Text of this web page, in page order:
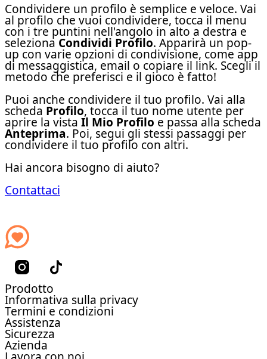
Condividere un profilo è semplice e veloce. Vai
al profilo che vuoi condividere, tocca il menu
con i tre puntini nell'angolo in alto a destra e
seleziona Condividi Profilo. Apparirà un pop-
up con varie opzioni di condivisione, come app
di messaggistica, email o copiare il link. Scegli il
metodo che preferisci e il gioco è fatto!
Puoi anche condividere il tuo profilo. Vai alla
scheda Profilo, tocca il tuo nome utente per
aprire la vista Il Mio Profilo e passa alla scheda
Anteprima. Poi, segui gli stessi passaggi per
condividere il tuo profilo con altri.
Hai ancora bisogno di aiuto?
Contattaci
Prodotto
Informativa sulla privacy
Termini e condizioni
Assistenza
Sicurezza
Azienda